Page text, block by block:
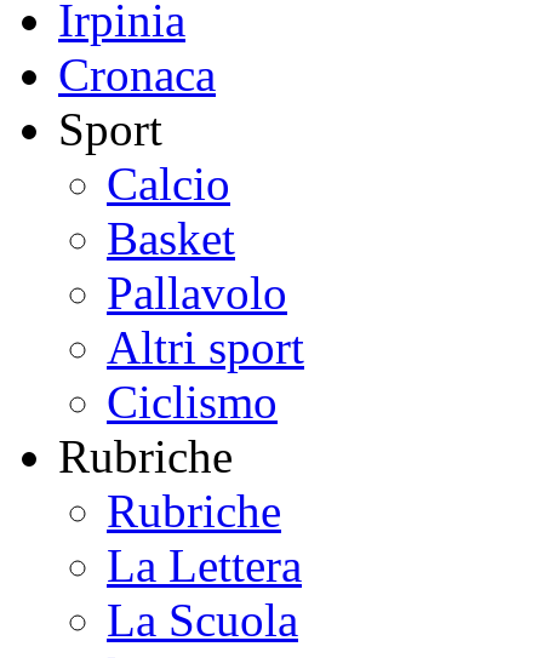
Irpinia
Cronaca
Sport
Calcio
Basket
Pallavolo
Altri sport
Ciclismo
Rubriche
Rubriche
La Lettera
La Scuola